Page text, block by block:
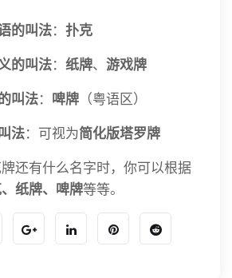
的叫法： 扑克
的叫法： 纸牌、 游戏牌
叫法： 啤牌 （粤语区）
法：可视为简化版塔罗牌
还有什么名字时，你可以根据
纸牌、啤牌等等。